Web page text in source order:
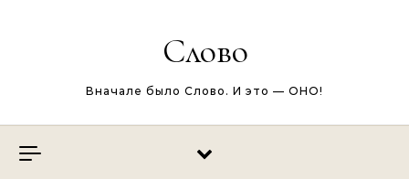
Слово
Вначале было Слово. И это — ОНО!